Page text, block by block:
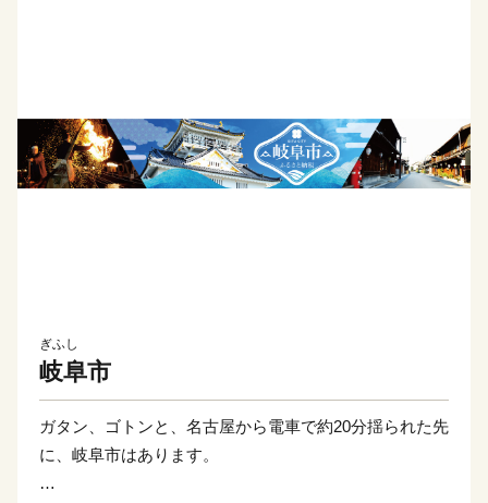
ぎふし
岐阜市
ガタン、ゴトンと、名古屋から電車で約20分揺られた先
に、岐阜市はあります。